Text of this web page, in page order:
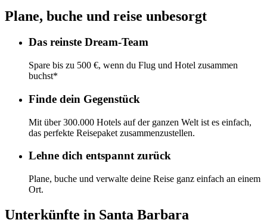
Plane, buche und reise unbesorgt
Das reinste Dream-Team
Spare bis zu 500 €, wenn du Flug und Hotel zusammen
buchst*
Finde dein Gegenstück
Mit über 300.000 Hotels auf der ganzen Welt ist es einfach,
das perfekte Reisepaket zusammenzustellen.
Lehne dich entspannt zurück
Plane, buche und verwalte deine Reise ganz einfach an einem
Ort.
Unterkünfte in Santa Barbara